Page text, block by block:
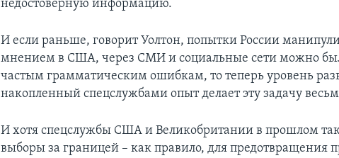
недостоверную информацию.
И если раньше, говорит Уолтон, попытки России
мнением в США, через СМИ и социальные сети можно
частым грамматическим ошибкам, то теперь уровень
накопленный спецслужбами опыт делает эту задачу
И хотя спецслужбы США и Великобритании в прошлом
выборы за границей – как правило, для предотвращения